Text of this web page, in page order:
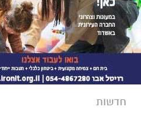
חדשות